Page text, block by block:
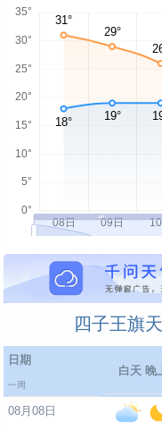
四子王旗
日期
一周
白天 晚
08月08日